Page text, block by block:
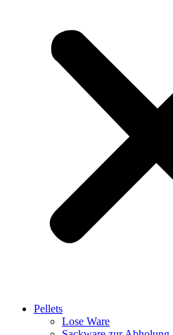
Pellets
Lose Ware